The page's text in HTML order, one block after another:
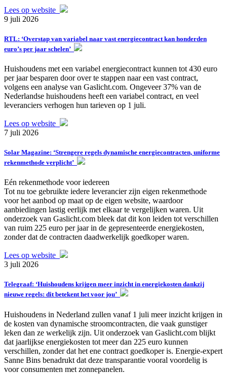
Lees op website
9 juli 2026
RTL: ‘Overstap van variabel naar vast energiecontract kan honderden
euro’s per jaar schelen’
Huishoudens met een variabel energiecontract kunnen tot 430 euro
per jaar besparen door over te stappen naar een vast contract,
volgens een analyse van Gaslicht.com. Ongeveer 37% van de
Nederlandse huishoudens heeft een variabel contract, en veel
leveranciers verhogen hun tarieven op 1 juli.
Lees op website
7 juli 2026
Solar Magazine: ‘Strengere regels dynamische energiecontracten, uniforme
rekenmethode verplicht’
Eén rekenmethode voor iedereen
Tot nu toe gebruikte iedere leverancier zijn eigen rekenmethode
voor het aanbod op maat op de eigen website, waardoor
aanbiedingen lastig eerlijk met elkaar te vergelijken waren. Uit
onderzoek van Gaslicht.com bleek dat dit kon leiden tot verschillen
van ruim 225 euro per jaar in de gepresenteerde energiekosten,
zonder dat de contracten daadwerkelijk goedkoper waren.
Lees op website
3 juli 2026
Telegraaf: ‘Huishoudens krijgen meer inzicht in energiekosten dankzij
nieuwe regels: dit betekent het voor jou’
Huishoudens in Nederland zullen vanaf 1 juli meer inzicht krijgen in
de kosten van dynamische stroomcontracten, die vaak gunstiger
leken dan ze werkelijk zijn. Uit onderzoek van Gaslicht.com blijkt
dat jaarlijkse energiekosten tot meer dan 225 euro kunnen
verschillen, zonder dat het ene contract goedkoper is. Energie-expert
Sanne Bins benadrukt dat deze transparantie vooral voordelig is
voor consumenten met zonnepanelen.